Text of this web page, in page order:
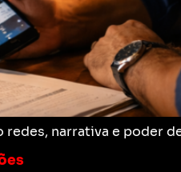
narrativa e poder